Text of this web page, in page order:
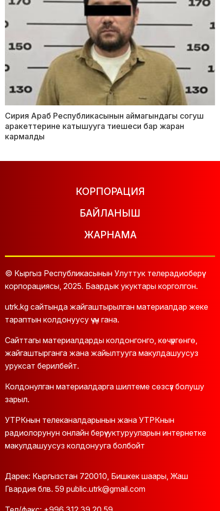
Сирия Араб Республикасынын аймагындагы согуш
аракеттерине катышууга тиешеси бар жаран
кармалды
КОРПОРАЦИЯ
БАЙЛАНЫШ
ЖАРНАМА
© Кыргыз Республикасынын Улуттук телерадиоберүү
корпорациясы, 2025. Баардык укуктары корголгон.
utrk.kg сайтында жайгаштырылган материалдар жеке
тараптын колдонуусу үчүн гана.
Сайттагы материалдарды колдонгонго, көчүргөнгө,
жайгаштырганга жана жайылтууга макулдашуусуз
уруксат берилбейт.
Колдонулган материалдарга шилтеме сөзсүз болушу
зарыл.
УТРКнын телеканалдарынын жана УТРКнын
радиолорунун онлайн берүү-уктурууларын интернетке
макулдашуусуз колдонууга болбойт
Дарек: Кыргызстан 720010, Бишкек шаары, Жаш
Гвардия блв. 59 public.utrk@gmail.com